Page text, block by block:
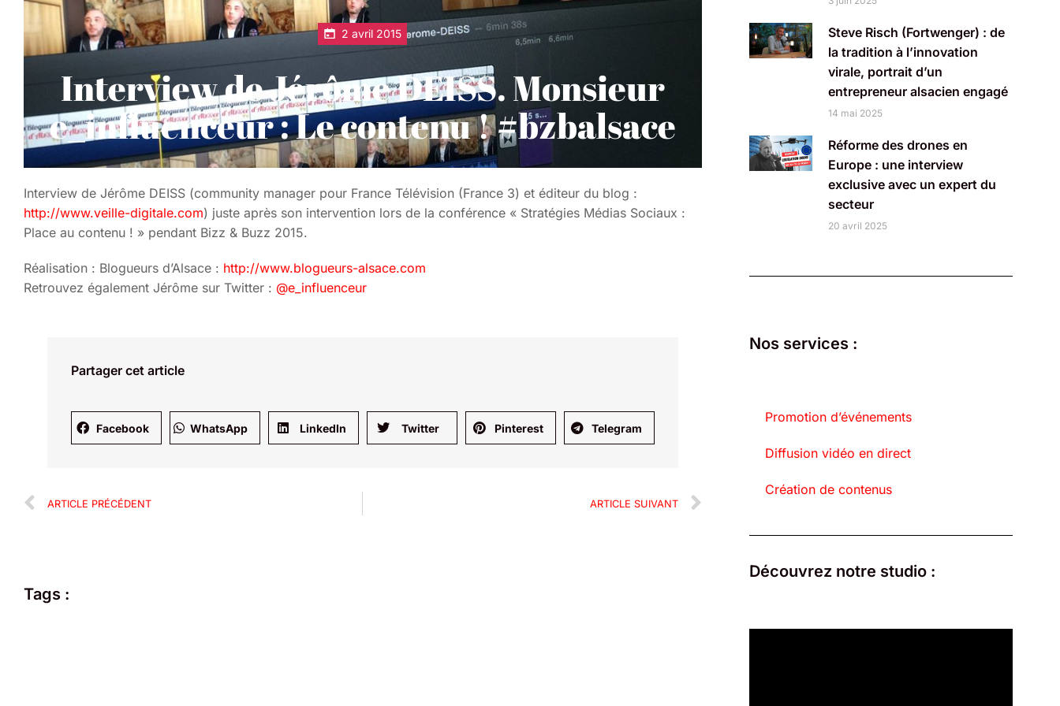
2 avril 2015
Interview de Jérôme DEISS. Monsieur
e_influenceur : Le contenu ! #bzbalsace
Interview de Jérôme DEISS (community manager pour France Télévision (France 3) et éditeur du blog :
http://www.veille-digitale.com) juste après son intervention lors de la conférence « Stratégies Médias Sociaux :
Place au contenu ! » pendant Bizz & Buzz 2015.
Réalisation : Blogueurs d’Alsace : http://www.blogueurs-alsace.com
Retrouvez également Jérôme sur Twitter : @e_influenceur
Partager cet article
Facebook WhatsApp LinkedIn Twitter Pinterest Telegram
ARTICLE PRÉCÉDENT ARTICLE SUIVANT
Tags :
Steve Risch (Fortwenger) : de
la tradition à l’innovation
virale, portrait d’un
entrepreneur alsacien engagé
14 mai 2025
Réforme des drones en
Europe : une interview
exclusive avec un expert du
secteur
20 avril 2025
Nos services :
Promotion d’événements
Diffusion vidéo en direct
Création de contenus
Découvrez notre studio :